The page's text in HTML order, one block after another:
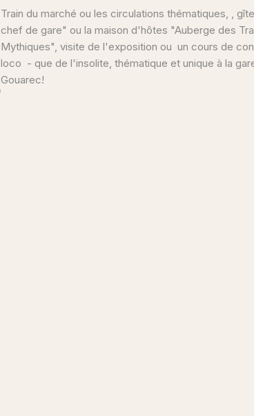
Train du marché ou les circulations thématiques, ,
chef de gare" ou la maison d'hôtes "Auberge des
Mythiques", visite de l'exposition ou un cours de
loco - que de l'insolite, thématique et unique à la
Gouarec!